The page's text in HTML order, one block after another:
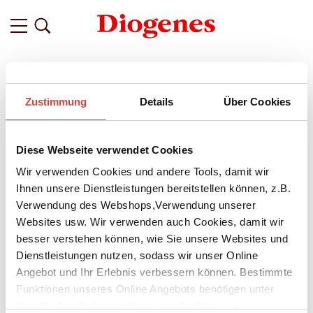
Zustimmung Details Über Cookies
Diese Webseite verwendet Cookies
Wir verwenden Cookies und andere Tools, damit wir
Ihnen unsere Dienstleistungen bereitstellen können, z.B.
Verwendung des Webshops,Verwendung unserer
Websites usw. Wir verwenden auch Cookies, damit wir
besser verstehen können, wie Sie unsere Websites und
Dienstleistungen nutzen, sodass wir unser Online
Angebot und Ihr Erlebnis verbessern können. Bestimmte
Funktionen unseres Online Angebots benötigen unter
Related Featured
vor 2 Jahren
Unsere Lieblingsbücher zum
Valentinstag
Lieblingsbücher sind mehr als nur Geschichten. Sie sind treue
Begleiter an unserer Seite, die uns zum Lachen und zum
Weinen bringen und uns auf mehr oder weniger
bequeme Wahrheiten aufmerksam machen. Wir stolpern in
ihnen über Zeilen, die uns bewegen. Wir klappen sie nach der
Lektüre mit leichter Wehmut zu und würden am liebsten
direkt von vorne beginnen. Dafür lieben wir sie! Wir haben in